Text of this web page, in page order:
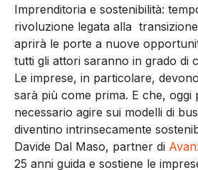
Imprenditoria e sostenibilità:
rivoluzione legata alla
aprirà le porte a nuove
tutti gli attori saranno in grado di
Le imprese, in particolare,
sarà più come prima. E che, oggi
necessario agire sui modelli di
diventino intrinsecamente
Davide Dal Maso, partner di
25 anni guida e sostiene le